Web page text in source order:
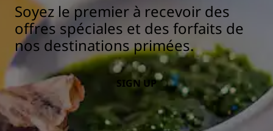
Soyez le premier à recevoir des
offres spéciales et des forfaits de
nos destinations primées.
SIGN UP